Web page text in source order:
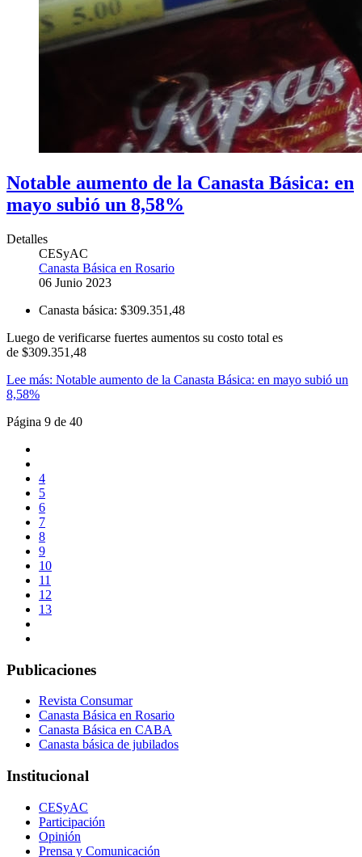
Notable aumento de la Canasta Básica: en
mayo subió un 8,58%
Detalles
CESyAC
Canasta Básica en Rosario
06 Junio 2023
Canasta básica: $309.351,48
Luego de verificarse fuertes aumentos su costo total es
de $309.351,48
Lee más: Notable aumento de la Canasta Básica: en mayo subió un
8,58%
Página 9 de 40
4
5
6
7
8
9
10
11
12
13
Publicaciones
Revista Consumar
Canasta Básica en Rosario
Canasta Básica en CABA
Canasta básica de jubilados
Institucional
CESyAC
Participación
Opinión
Prensa y Comunicación